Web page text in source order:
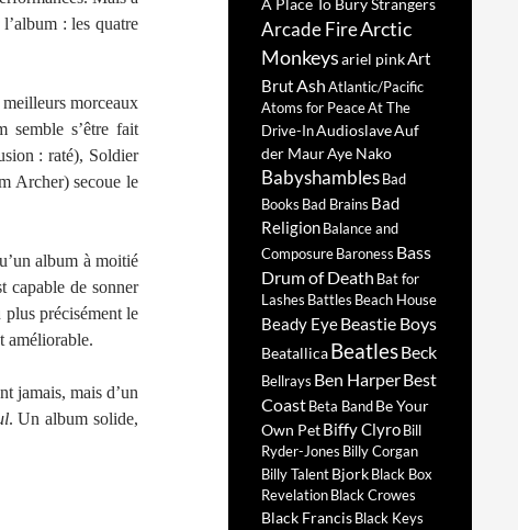
: les quatre
morceaux
s’être fait
: raté), Soldier
Archer) secoue le
album à moitié
capable de sonner
précisément le
améliorable.
jamais, mais d’un
. Un album solide,
A Place To Bury Strangers
Arcade FireArctic
Monkeysariel pinkArt
BrutAshAtlantic/Pacific
Atoms for PeaceAt The
Drive-InAudioslaveAuf
der MaurAye Nako
BabyshamblesBad
Books Bad Brains Bad
ReligionBalance and
ComposureBaroness Bass
Drum of Death Bat for
Lashes Battles Beach House
Beady EyeBeastie Boys
BeatallicaBeatlesBeck
Bellrays Ben HarperBest
CoastBeta BandBe Your
Own PetBiffy ClyroBill
Ryder-Jones Billy Corgan
Billy TalentBjorkBlack Box
RevelationBlack Crowes
Black FrancisBlack Keys